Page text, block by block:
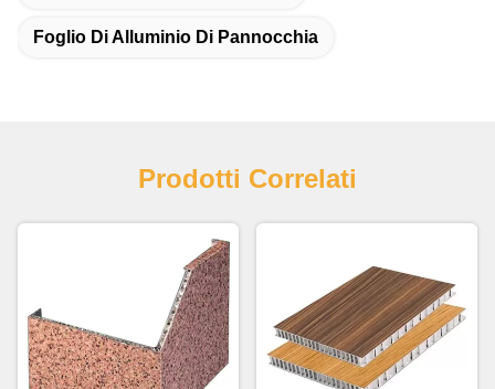
Foglio Di Alluminio Di Pannocchia
Prodotti Correlati